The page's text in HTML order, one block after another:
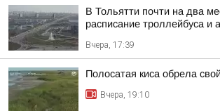
В Тольятти почти на два
расписание троллейбуса и
Вчера, 17:39
Полосатая киса обрела
Вчера, 19:10